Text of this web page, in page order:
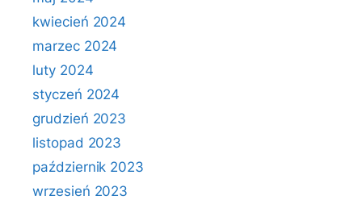
kwiecień 2024
marzec 2024
luty 2024
styczeń 2024
grudzień 2023
listopad 2023
październik 2023
wrzesień 2023